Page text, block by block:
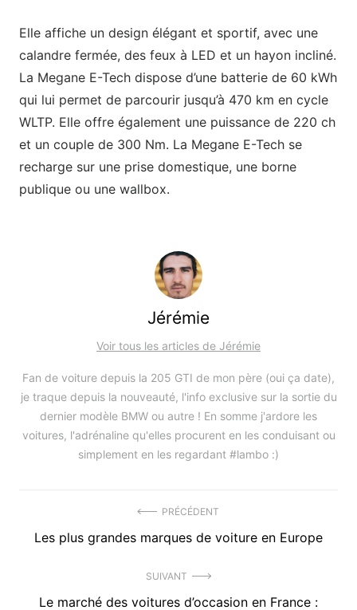
Elle affiche un design élégant et sportif, avec une
calandre fermée, des feux à LED et un hayon incliné.
La Megane E-Tech dispose d’une batterie de 60 kWh
qui lui permet de parcourir jusqu’à 470 km en cycle
WLTP. Elle offre également une puissance de 220 ch
et un couple de 300 Nm. La Megane E-Tech se
recharge sur une prise domestique, une borne
publique ou une wallbox.
Jérémie
Voir tous les articles de Jérémie
Fan de voiture depuis la 205 GTI de mon père (oui ça date),
je traque depuis la nouveauté, l'info exclusive sur la sortie du
dernier modèle BMW ou autre ! En somme j'ardore les
voitures, l'adrénaline qu'elles procurent en les conduisant ou
simplement en les regardant #lambo :)
de
PRÉCÉDENT
Précédent
Les plus grandes marques de voiture en Europe
SUIVANT
Article
Le marché des voitures d’occasion en France :